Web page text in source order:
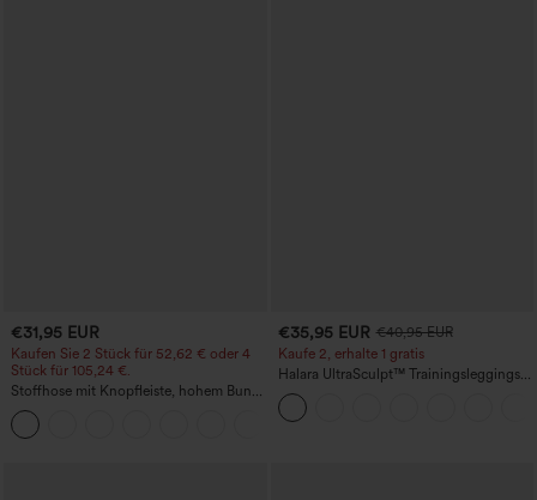
€31,95 EUR
Kaufen Sie 2 Stück für 52,62 € oder 4
Stück für 105,24 €.
Stoffhose mit Knopfleiste, hohem Bund,
mehreren Taschen und geradem Bein
€35,95 EUR €40,95 EUR
Kaufe 2, erhalte 1 gratis
Halara UltraSculpt™ Trainingsleggings
mit hohem Bund – raffende Push-up-
Po-Form, Bauchkontrolle, Taschen und
formende Passform